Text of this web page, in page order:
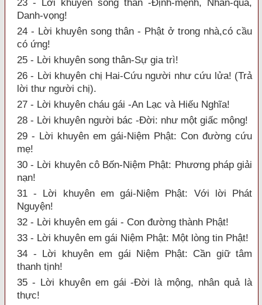
23 - Lời khuyên song thân -Định-mệnh, Nhân-quả,
Danh-vọng!
24 - Lời khuyên song thân - Phật ở trong nhà,có cầu
có ứng!
25 - Lời khuyên song thân-Sự gia trì!
26 - Lời khuyên chị Hai-Cứu người như cứu lửa! (Trả
lời thư người chị).
27 - Lời khuyên cháu gái -An Lạc và Hiếu Nghĩa!
28 - Lời khuyên người bác -Đời: như một giấc mộng!
29 - Lời khuyên em gái-Niệm Phật: Con đường cứu
mẹ!
30 - Lời khuyên cô Bốn-Niệm Phật: Phương pháp giải
nạn!
31 - Lời khuyên em gái-Niệm Phật: Với lời Phát
Nguyện!
32 - Lời khuyên em gái - Con đường thành Phật!
33 - Lời khuyên em gái Niệm Phật: Một lòng tin Phật!
34 - Lời khuyên em gái Niệm Phật: Cần giữ tâm
thanh tịnh!
35 - Lời khuyên em gái -Đời là mộng, nhân quả là
thực!